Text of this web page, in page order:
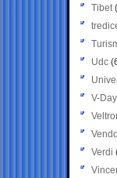
Tibet
Udc
V-Day
Verdi